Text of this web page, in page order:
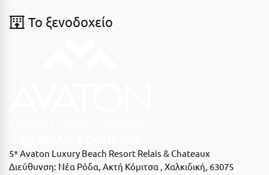
Βραχάτι Κορινθίας
Γρεβενά
Γύθειο
To ξενοδοχείο
5* Avaton Luxury Beach Resort Relais & Chateaux
Διεύθυνση: Νέα Ρόδα, Ακτή Κόμιτσα , Χαλκιδική, 63075